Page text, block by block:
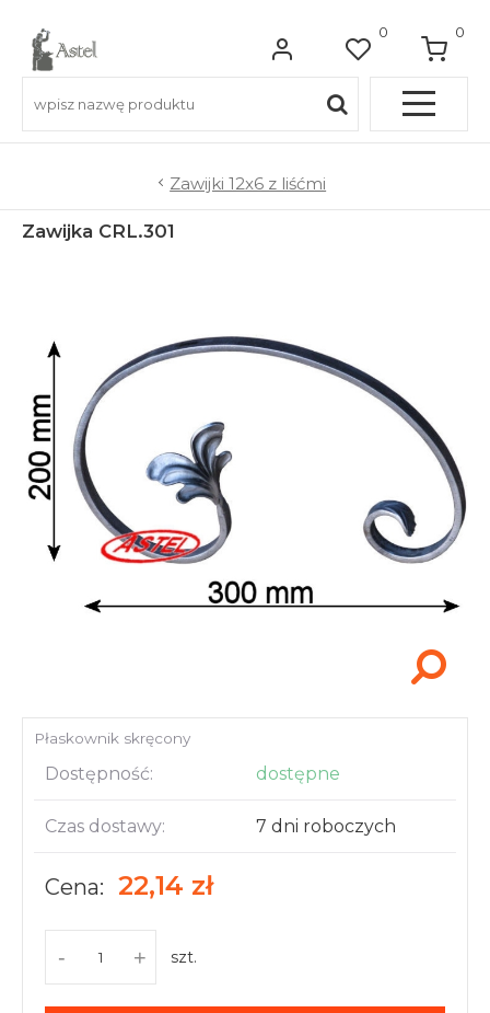
0 0
Pełna OFERTA
Do balkonów
Do ogrodzeń
Do bram wjazdowych
Do furtek
Akcesoria i narzędzia
Zawijki 12x6 z liśćmi
Zawijka CRL.301
Płaskownik skręcony
Dostępność: dostępne
Czas dostawy: 7 dni roboczych
Cena: 22,14 zł
- + szt.